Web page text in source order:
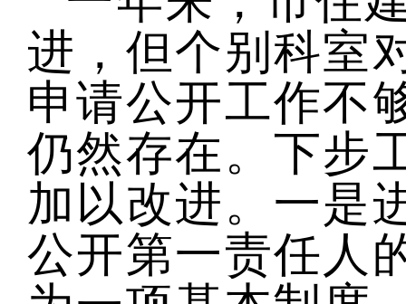
进，但个别科室
申请公开工作不
仍然存在。下步
加以改进。 一是
公开第一责任人